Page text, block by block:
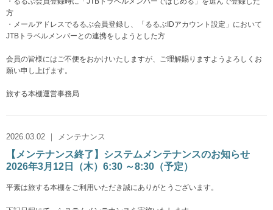
方
・メールアドレスでるるぶ会員登録し、「るるぶIDアカウント設定」において
JTBトラベルメンバーとの連携をしようとした方
会員の皆様にはご不便をおかけいたしますが、ご理解賜りますようよろしくお
願い申し上げます。
旅する本棚運営事務局
2026.03.02 ｜ メンテナンス
【メンテナンス終了】システムメンテナンスのお知らせ
2026年3月12日（木）6:30 ～8:30（予定）
平素は旅する本棚をご利用いただき誠にありがとうございます。